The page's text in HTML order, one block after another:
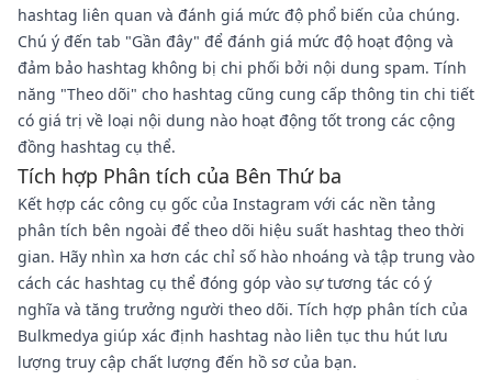
hashtag liên quan và đánh giá mức độ phổ biến của chúng.
Chú ý đến tab "Gần đây" để đánh giá mức độ hoạt động và
đảm bảo hashtag không bị chi phối bởi nội dung spam. Tính
năng "Theo dõi" cho hashtag cũng cung cấp thông tin chi tiết
có giá trị về loại nội dung nào hoạt động tốt trong các cộng
đồng hashtag cụ thể.
Tích hợp Phân tích của Bên Thứ ba
Kết hợp các công cụ gốc của Instagram với các nền tảng
phân tích bên ngoài để theo dõi hiệu suất hashtag theo thời
gian. Hãy nhìn xa hơn các chỉ số hào nhoáng và tập trung vào
cách các hashtag cụ thể đóng góp vào sự tương tác có ý
nghĩa và tăng trưởng người theo dõi. Tích hợp phân tích của
Bulkmedya giúp xác định hashtag nào liên tục thu hút lưu
lượng truy cập chất lượng đến hồ sơ của bạn.